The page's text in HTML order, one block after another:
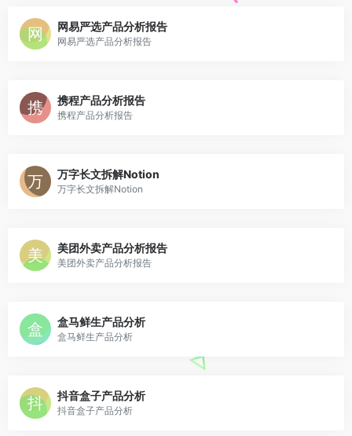
网易严选产品分析报告
网易严选产品分析报告
携程产品分析报告
携程产品分析报告
万字长文拆解Notion
万字长文拆解Notion
美团外卖产品分析报告
美团外卖产品分析报告
盒马鲜生产品分析
盒马鲜生产品分析
抖音盒子产品分析
抖音盒子产品分析